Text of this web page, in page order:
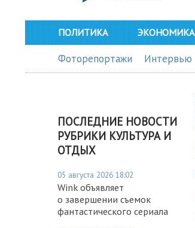
ПОЛИТИКА ЭКОНОМИКА
Фоторепортажи Интервью
ПОСЛЕДНИЕ НОВОСТИ
РУБРИКИ КУЛЬТУРА И
ОТДЫХ
05 августа 2026 18:02
Wink объявляет
о завершении съемок
фантастического сериала